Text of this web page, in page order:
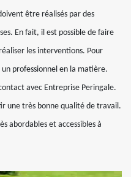
être réalisés par des
En fait, il est possible de faire
les interventions. Pour
professionnel en la matière.
avec Entreprise Peringale.
une très bonne qualité de travail.
abordables et accessibles à